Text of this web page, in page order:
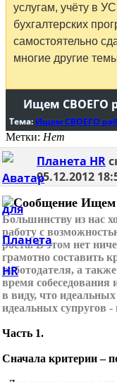
услугам, учёту в
бухгалтерских
самостоятельно
многие другие
Ищем СВОЕГО
Тема: Ищем СВОЕГО
Метки: Нет
Планета HR
05.12.2012
Ищем
Большинству из нас
работу с
роста. В этом нет
грамотно составить
работодателя, а
время собеседования
в виду, что
идеальных супругов -
Часть 1.
Сначала критерии –